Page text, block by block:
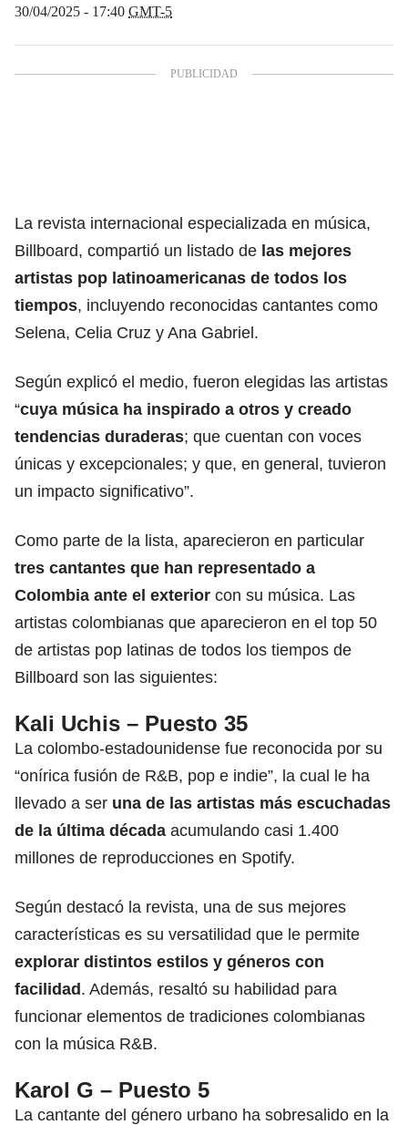
30/04/2025 - 17:40 GMT-5
La revista internacional especializada en música,
Billboard, compartió un listado de las mejores
artistas pop latinoamericanas de todos los
tiempos, incluyendo reconocidas cantantes como
Selena, Celia Cruz y Ana Gabriel.
Según explicó el medio, fueron elegidas las artistas
“cuya música ha inspirado a otros y creado
tendencias duraderas; que cuentan con voces
únicas y excepcionales; y que, en general, tuvieron
un impacto significativo”.
Como parte de la lista, aparecieron en particular
tres cantantes que han representado a
Colombia ante el exterior con su música. Las
artistas colombianas que aparecieron en el top 50
de artistas pop latinas de todos los tiempos de
Billboard son las siguientes:
Kali Uchis – Puesto 35
La colombo-estadounidense fue reconocida por su
“onírica fusión de R&B, pop e indie”, la cual le ha
llevado a ser una de las artistas más escuchadas
de la última década acumulando casi 1.400
millones de reproducciones en Spotify.
Según destacó la revista, una de sus mejores
características es su versatilidad que le permite
explorar distintos estilos y géneros con
facilidad. Además, resaltó su habilidad para
funcionar elementos de tradiciones colombianas
con la música R&B.
Karol G – Puesto 5
La cantante del género urbano ha sobresalido en la